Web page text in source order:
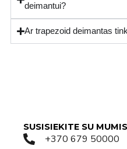
deimantui?
Ar trapezoid deimantas
SUSISIEKITE SU MUMIS
+370 679 50000